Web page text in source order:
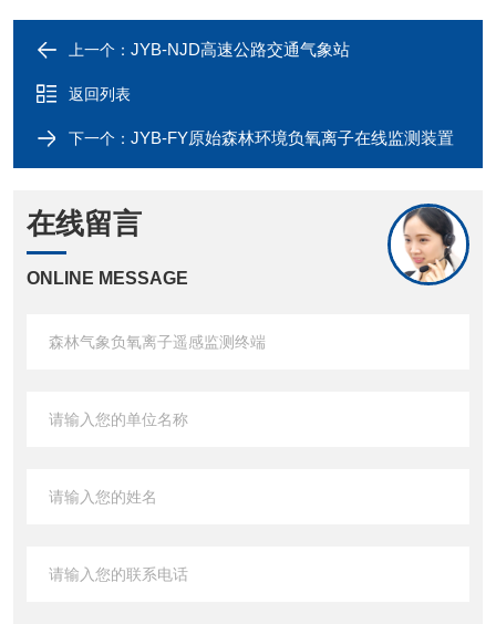
上一个： JYB-NJD高速公路交通气象站
返回列表
下一个： JYB-FY原始森林环境负氧离子在线监测装置
在线留言
ONLINE MESSAGE